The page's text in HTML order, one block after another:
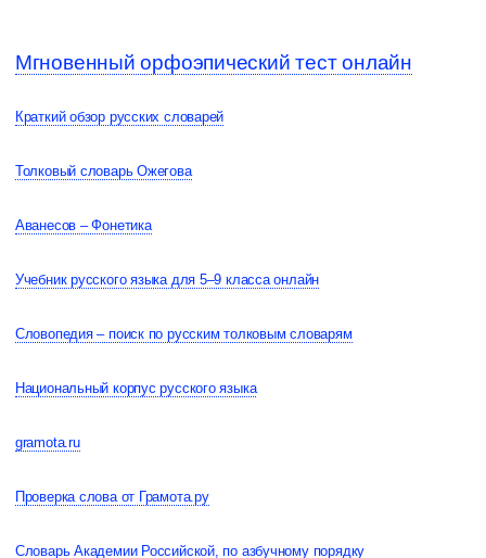
Мгновенный орфоэпический тест онлайн
Краткий обзор русских словарей
Толковый словарь Ожегова
Аванесов – Фонетика
Учебник русского языка для 5–9 класса онлайн
Словопедия – поиск по русским толковым словарям
Национальный корпус русского языка
gramota.ru
Проверка слова от Грамота.ру
Словарь Академии Российской, по азбучному порядку